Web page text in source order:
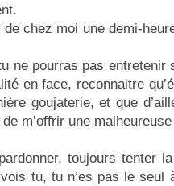
chez moi une demi-
ne pourras pas entretenir
en face, reconnaitre
goujaterie, et que
m’offrir une
toujours tenter
tu, tu n’es pas le seul